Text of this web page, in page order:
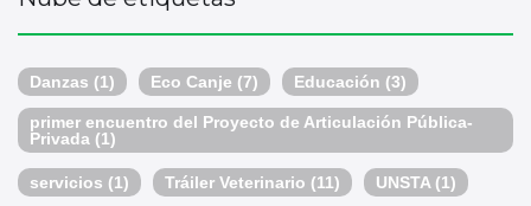
Danzas (1) Eco Canje (7) Educación (3)
primer encuentro del Proyecto de Articulación Pública-
Privada (1)
servicios (1) Tráiler Veterinario (11) UNSTA (1)